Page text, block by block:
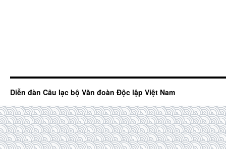
Diễn đàn Câu lạc bộ Văn đoàn Độc lập Việt Nam